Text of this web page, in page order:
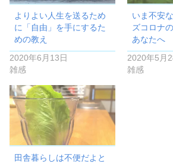
よりよい人生を送るため
に「自由」を手にするた
めの教え
2020年6月13日
雑感
いま不安
ズコロナ
あなたへ
2020年5月
雑感
田舎暮らしは不便だよと